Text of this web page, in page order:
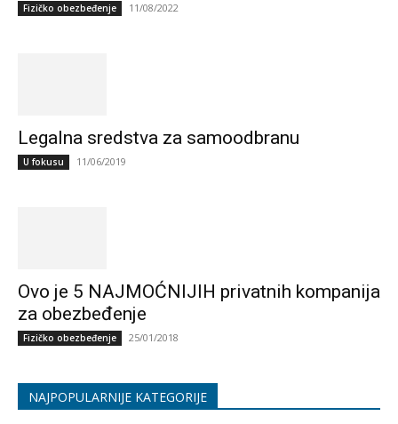
Fizičko obezbeđenje 11/08/2022
Legalna sredstva za samoodbranu
U fokusu 11/06/2019
Ovo je 5 NAJMOĆNIJIH privatnih kompanija
za obezbeđenje
Fizičko obezbeđenje 25/01/2018
NAJPOPULARNIJE KATEGORIJE